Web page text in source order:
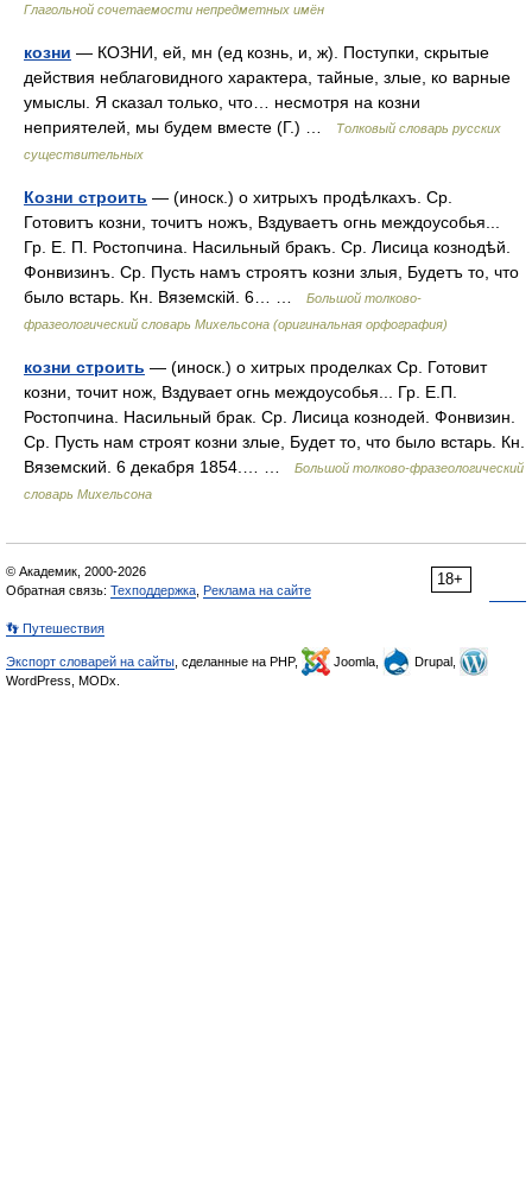
Глагольной сочетаемости непредметных имён
козни — КОЗНИ, ей, мн (ед кознь, и, ж). Поступки, скрытые
действия неблаговидного характера, тайные, злые, ко варные
умыслы. Я сказал только, что… несмотря на козни
неприятелей, мы будем вместе (Г.) …
Толковый словарь русских
существительных
Козни строить — (иноск.) о хитрыхъ продѣлкахъ. Ср.
Готовитъ козни, точитъ ножъ, Вздуваетъ огнь междоусобья...
Гр. Е. П. Ростопчина. Насильный бракъ. Ср. Лисица кознодѣй.
Фонвизинъ. Ср. Пусть намъ строятъ козни злыя, Будетъ то, что
было встарь. Кн. Вяземскій. 6… …
Большой толково-
фразеологический словарь Михельсона (оригинальная орфография)
козни строить — (иноск.) о хитрых проделках Ср. Готовит
козни, точит нож, Вздувает огнь междоусобья... Гр. Е.П.
Ростопчина. Насильный брак. Ср. Лисица кознодей. Фонвизин.
Ср. Пусть нам строят козни злые, Будет то, что было встарь. Кн.
Вяземский. 6 декабря 1854.… …
Большой толково-фразеологический
словарь Михельсона
18+
© Академик, 2000-2026
Обратная связь: Техподдержка Реклама на сайте
👣 Путешествия
Экспорт словарей на сайты , сделанные на PHP, Joomla,
Drupal,
WordPress, MODx.